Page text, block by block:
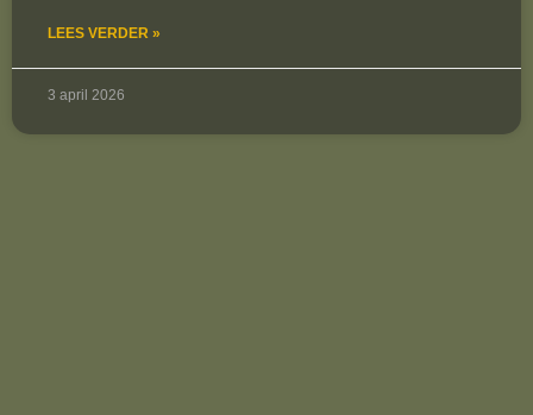
LEES VERDER »
3 april 2026